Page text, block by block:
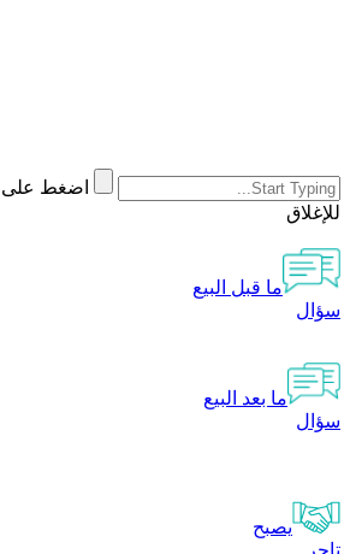
للإغلاق
ما قبل البيع
سؤال
ما بعد البيع
سؤال
يصبح